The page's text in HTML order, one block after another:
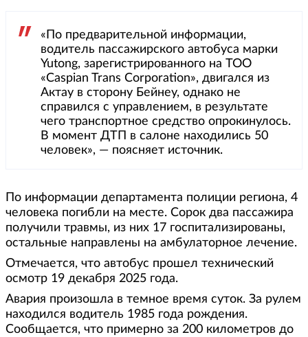
«По предварительной информации,
водитель пассажирского автобуса марки
Yutong, зарегистрированного на ТОО
«Caspian Trans Corporation», двигался из
Актау в сторону Бейнеу, однако не
справился с управлением, в результате
чего транспортное средство опрокинулось.
В момент ДТП в салоне находились 50
человек», — поясняет источник.
По информации департамента полиции региона, 4
человека погибли на месте. Сорок два пассажира
получили травмы, из них 17 госпитализированы,
остальные направлены на амбулаторное лечение.
Отмечается, что автобус прошел технический
осмотр 19 декабря 2025 года.
Авария произошла в темное время суток. За рулем
находился водитель 1985 года рождения.
Сообщается, что примерно за 200 километров до